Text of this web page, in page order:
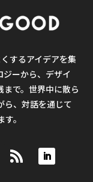
するアイデアを集
ジーから、デザイ
まで。世界中に散ら
ら、対話を通じて
。